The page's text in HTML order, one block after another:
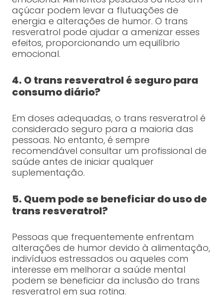
açúcar podem levar a flutuações de
energia e alterações de humor. O trans
resveratrol pode ajudar a amenizar esses
efeitos, proporcionando um equilíbrio
emocional.
4. O trans resveratrol é seguro para
consumo diário?
Em doses adequadas, o trans resveratrol é
considerado seguro para a maioria das
pessoas. No entanto, é sempre
recomendável consultar um profissional de
saúde antes de iniciar qualquer
suplementação.
5. Quem pode se beneficiar do uso de
trans resveratrol?
Pessoas que frequentemente enfrentam
alterações de humor devido à alimentação,
indivíduos estressados ou aqueles com
interesse em melhorar a saúde mental
podem se beneficiar da inclusão do trans
resveratrol em sua rotina.